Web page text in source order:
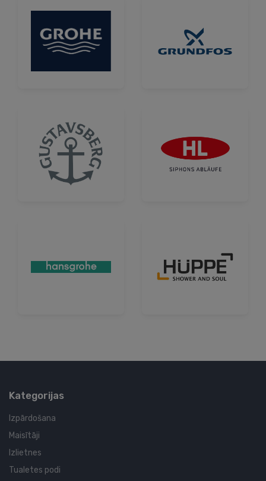
Kategorijas
Izpārdošana
Maisītāji
Izlietnes
Tualetes podi